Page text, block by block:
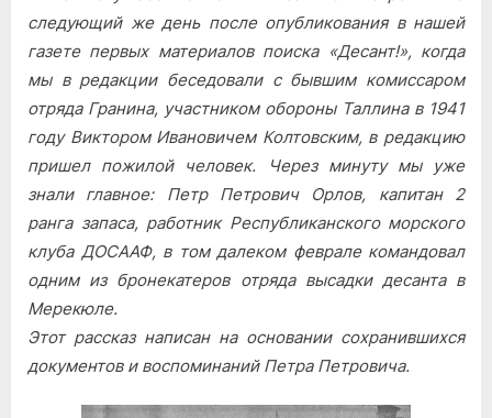
мои,
катерники…
следующий же день после опубликования в нашей
газете первых материалов поиска «Десант!», когда
мы в редакции беседовали с бывшим комиссаром
отряда Гранина, участником обороны Таллина в 1941
году Виктором Ивановичем Колтовским, в редакцию
пришел пожилой человек. Через минуту мы уже
знали главное: Петр Петрович Орлов, капитан 2
ранга запаса, работник Республиканского морского
клуба ДОСААФ, в том далеком феврале командовал
одним из бронекатеров отряда высадки десанта в
Мерекюле.
Этот рассказ написан на основании сохранившихся
документов и воспоминаний Петра Петровича.